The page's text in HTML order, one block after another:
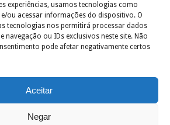
experiências, usamos tecnologias como
ou acessar informações do dispositivo. O
tecnologias nos permitirá processar dados
ou IDs exclusivos neste site. Não
pode afetar negativamente certos
Aceitar
Negar
aceitar os cookies marketing e
ativar este conteúdo